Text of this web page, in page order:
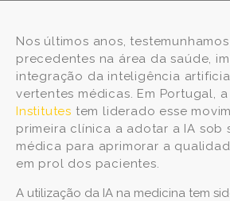
Nos últimos anos,
precedentes na área da saúde,
integração da inteligência
vertentes médicas. Em Portugal,
Institutes tem liderado esse
primeira clínica a adotar a IA sob
médica para aprimorar a
em prol dos pacientes.
A utilização da IA na medicina tem